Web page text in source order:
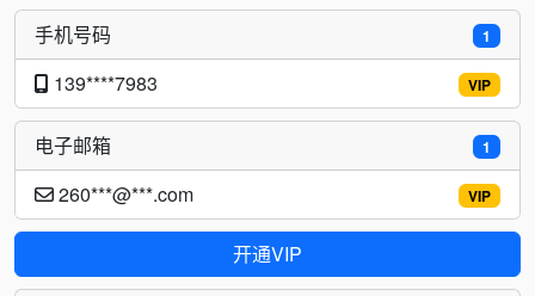
1
手机号码
VIP
139****7983
1
电子邮箱
VIP
260***@***.com
开通VIP